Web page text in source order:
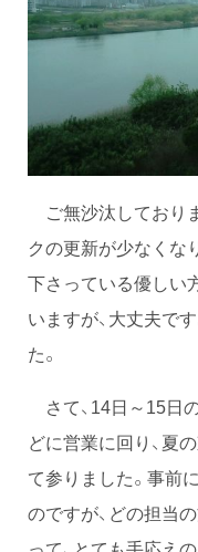
ご無沙汰しており
クの更新が少なくな
下さっている優しい
いますが、大丈夫で
た。
さて、14日～15日
どに営業に回り、夏
て参りました。事前
のですが、どの担当